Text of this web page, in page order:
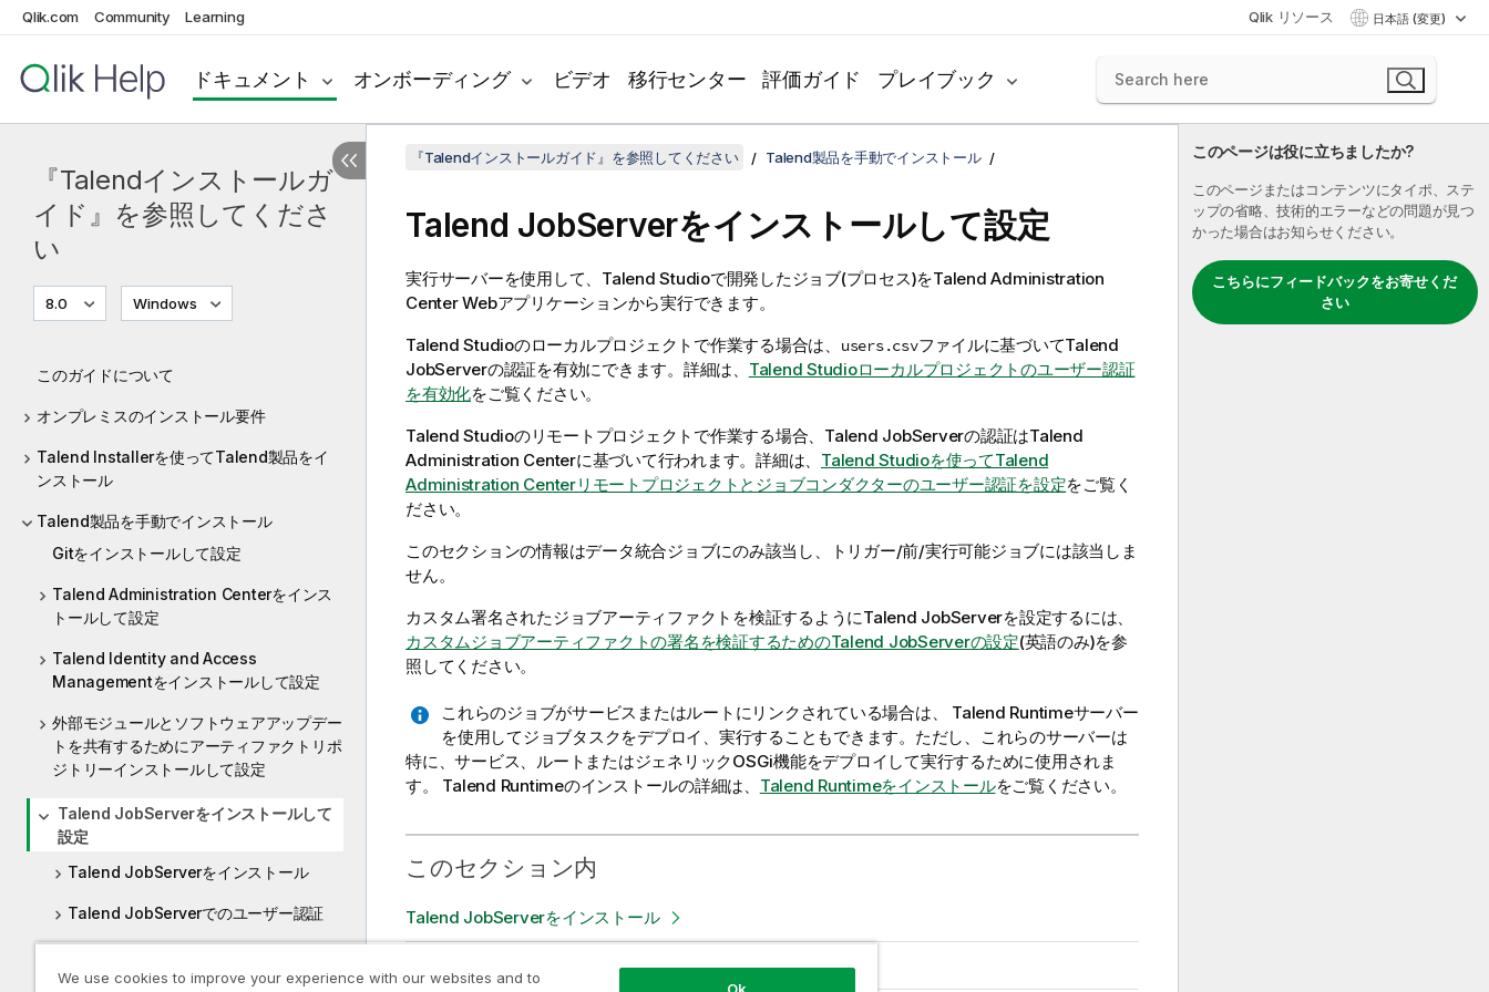
Qlik.com Community Learning Qlik リソース 日本語 (変更)
ドキュメント オンボーディング ビデオ 移行センター 評価ガイド プレイブック
『Talendインストールガ
イド』を参照してくださ
い
8.0 Windows
このガイドについて
オンプレミスのインストール要件
Talend Installerを使ってTalend製品をイ
ンストール
Talend製品を手動でインストール
Gitをインストールして設定
Talend Administration Centerをインス
トールして設定
Talend Identity and Access
Managementをインストールして設定
外部モジュールとソフトウェアアップデー
トを共有するためにアーティファクトリポ
ジトリーインストールして設定
Talend JobServerをインストールして
設定
Talend JobServerをインストール
Talend JobServerでのユーザー認証
このページは役に立ちましたか?
このページまたはコンテンツにタイポ、ステ
ップの省略、技術的エラーなどの問題が見つ
かった場合はお知らせください。
こちらにフィードバックをお寄せくだ
さい
『Talendインストールガイド』を参照してください Talend製品を手動でインストール
Talend JobServerをインストールして設定
実行サーバーを使用して、 Talend Studioで開発したジョブ(プロセス)をTalend Administration
CenterWebアプリケーションから実行できます。
Talend Studioのローカルプロジェクトで作業する場合は、 users.csvファイルに基づいてTalend
JobServerの認証を有効にできます。詳細は、 Talend Studioローカルプロジェクトのユーザー認証
を有効化をご覧ください。
Talend Studioのリモートプロジェクトで作業する場合、 Talend JobServerの認証はTalend
Administration Centerに基づいて行われます。詳細は、 Talend Studioを使ってTalend
Administration Centerリモートプロジェクトとジョブコンダクターのユーザー認証を設定をご覧く
ださい。
このセクションの情報はデータ統合ジョブにのみ該当し、トリガー/前/実行可能ジョブには該当しま
せん。
カスタム署名されたジョブアーティファクトを検証するようにTalend JobServerを設定するには、
カスタムジョブアーティファクトの署名を検証するためのTalend JobServerの設定(英語のみ)を参
照してください。
これらのジョブがサービスまたはルートにリンクされている場合は、 Talend Runtimeサーバー
を使用してジョブタスクをデプロイ、実行することもできます。ただし、これらのサーバーは
特に、サービス、ルートまたはジェネリックOSGi機能をデプロイして実行するために使用されま
す。
Talend Runtimeのインストールの詳細は、 Talend Runtimeをインストールをご覧ください。
このセクション内
Talend JobServerをインストール
Talend JobServerでのユーザー認証
We use cookies to improve your experience with our websites and to